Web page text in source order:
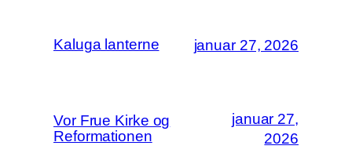
Kaluga lanterne januar 27, 2026
Vor Frue Kirke og
Reformationen
januar 27,
2026